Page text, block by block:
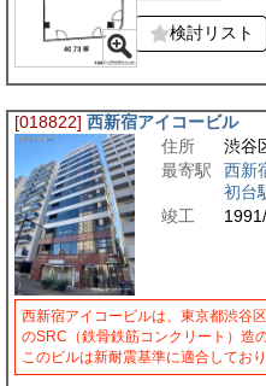
検討リスト
[018822] 西新宿アイコービル
住所
渋谷
最寄駅
西新
初台
竣工
西新宿アイコービルは、東京都渋谷
のSRC（鉄骨鉄筋コンクリート）造
このビルは新耐震基準に適合してお